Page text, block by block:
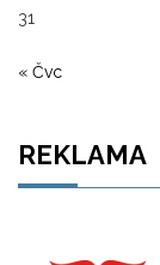
31
« Čvc
REKLAMA